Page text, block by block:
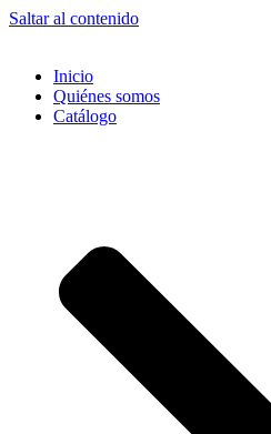
Saltar al contenido
Inicio
Quiénes somos
Catálogo